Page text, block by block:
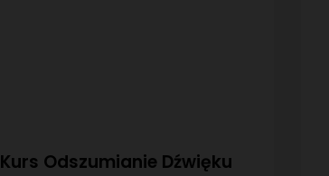
Kurs Odszumianie Dźwięku